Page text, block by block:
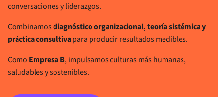
conversaciones y liderazgos.
Combinamosdiagnóstico organizacional, teoría sistémica y
práctica consultivapara producir resultados medibles.
Como Empresa B, impulsamos culturas más humanas,
saludables y sostenibles.